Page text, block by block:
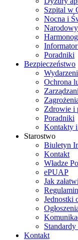
Szpital w
Nocna i
Poradniki
Bezpieczeństwo
Ochrona
Zdrowie i
Poradniki
Kontakty i
Starostwo
Biuletyn
Kontakt
Władze
ePUAP
Jak
Jednostki
Kontakt